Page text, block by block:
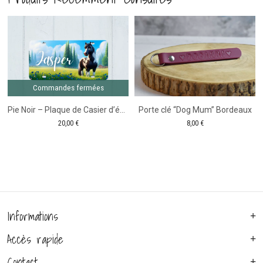
couleurs
choix
Commandes fermées
20,00 €
Porte clé “Dog Mum” Bordeaux
8,00 €
Informations
Accès rapide